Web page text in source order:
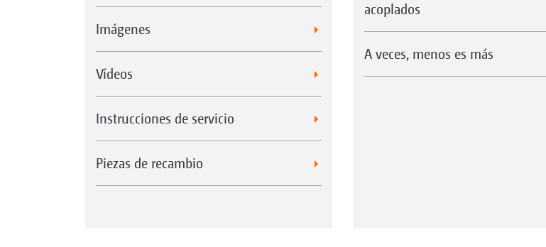
Imágenes
Vídeos
Instrucciones de servicio
Piezas de recambio
acoplados
A veces, menos es más